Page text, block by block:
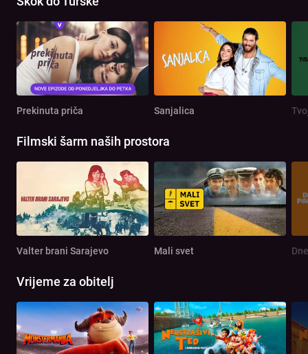
Prekinuta priča Sanjalica
Filmski šarm naših prostora
Valter brani Sarajevo Mali svet
Vrijeme za obitelj